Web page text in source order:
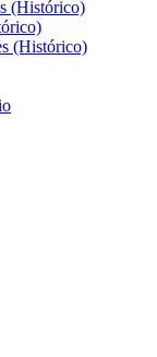
(Histórico)
(Histórico)